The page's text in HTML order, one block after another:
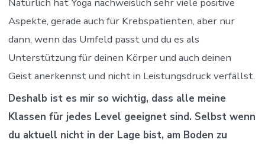
Aspekte, gerade auch für Krebspatienten, aber nur
dann, wenn das Umfeld passt und du es als
Unterstützung für deinen Körper und auch deinen
Geist anerkennst und nicht in Leistungsdruck verfällst.
Deshalb ist es mir so wichtig, dass alle meine
Klassen für jedes Level geeignet sind. Selbst wenn
du aktuell nicht in der Lage bist, am Boden zu